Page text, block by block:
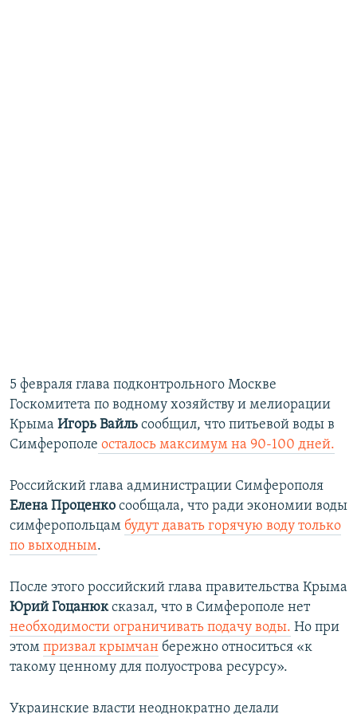
5 февраля глава подконтрольного Москве
Госкомитета по водному хозяйству и мелиорации
Крыма Игорь Вайль сообщил, что питьевой воды в
Симферополе осталось максимум на 90-100 дней.
Российский глава администрации Симферополя
Елена Проценко сообщала, что ради экономии воды
симферопольцам будут давать горячую воду только
по выходным.
После этого российский глава правительства Крыма
Юрий Гоцанюксказал, что в Симферополе нет
необходимости ограничивать подачу воды. Но при
этом призвал крымчан бережно относиться «к
такому ценному для полуострова ресурсу».
Украинские власти неоднократно делали